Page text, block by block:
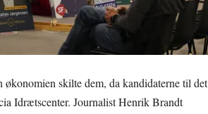
skilte dem, da kandidaterne til det
Idrætscenter. Journalist Henrik Brandt